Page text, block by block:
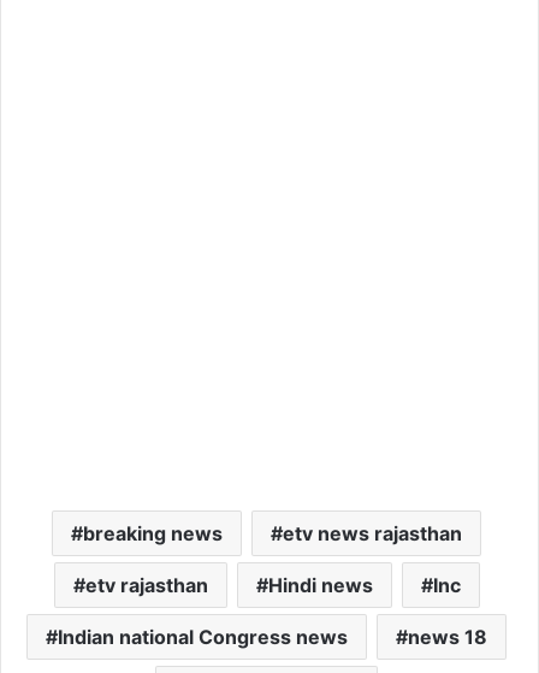
breaking news etv news rajasthan
etv rajasthan Hindi news Inc
Indian national Congress news news 18